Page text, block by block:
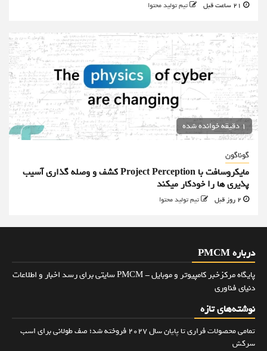
تیم تولید محتوا
1 دقیقه خوانده شده
گوناگون
مایکروسافت با Project Perception کشف و وصله گذاری آسیب
پذیری ها را خودکار میکند
تیم تولید محتوا
درباره PMCM
پایگاه مرکزخبر کامپیوتر و موبایل - PMCM سایتی برای رسد اخبار و اطلاعات
دنیای فناوری
نوشته‌های تازه
تمامی محصولات فراری تا پایان سال ۲۰۲۷ فروخته شد؛ صف طولانی برای اسب
سرکش